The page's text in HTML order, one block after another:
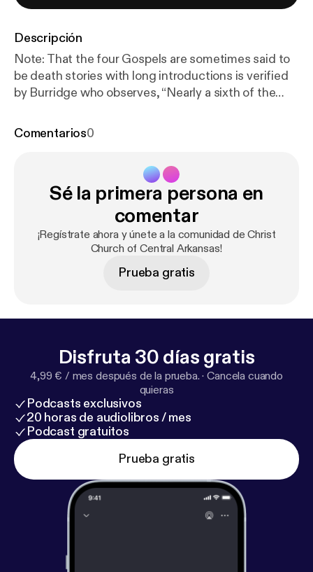
Descripción
Note: That the four Gospels are sometimes said to
be death stories with long introductions is verified
by Burridge who observes, “Nearly a sixth of the
death and resurrection appearances, chapters 18-
Rapids: Eerdmans 2004), 225. It is Martin Kähler
who is credited with the statement, the Gospels are
death stories with long introductions. Cf., Martin
Kähler, The So-called Historical Jesus and the
Historic Biblical Christ. Translated by C. Braaten
Comentarios0
Sé la primera persona en
comentar
¡Regístrate ahora y únete a la comunidad de Christ
Church of Central Arkansas!
Prueba gratis
Disfruta 30 días gratis
4,99 € / mes después de la prueba. ·Cancela cuando
quieras
Podcasts exclusivos
20 horas de audiolibros / mes
Podcast gratuitos
Prueba gratis